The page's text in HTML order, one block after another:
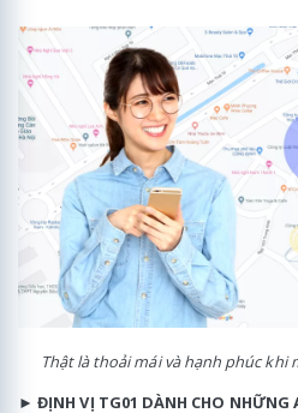
Thật là thoải mái và hạnh phúc
► ĐỊNH VỊ TG01 DÀNH CHO NHỮNG